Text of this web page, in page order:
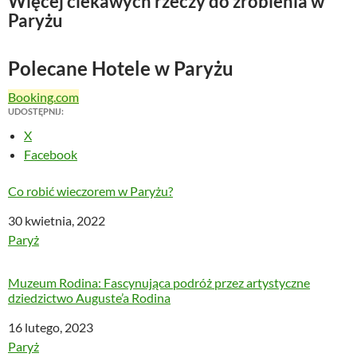
Paryżu
Polecane Hotele w Paryżu
Booking.com
UDOSTĘPNIJ:
X
Facebook
Co robić wieczorem w Paryżu?
Data
30 kwietnia, 2022
W odniesieniu do
Paryż
Muzeum Rodina: Fascynująca podróż przez artystyczne
dziedzictwo Auguste’a Rodina
Data
16 lutego, 2023
W odniesieniu do
Paryż